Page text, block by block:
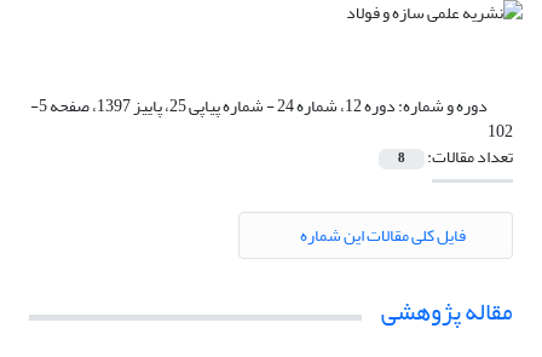
دوره و شماره: دوره 12، شماره 24 - شماره پیاپی 25، پاییز 1397، صفحه 5-
102
تعداد مقالات: 8
فایل کلی مقالات این شماره
مقاله پژوهشی